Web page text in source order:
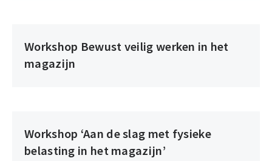
Workshop Bewust veilig werken in het
magazijn
Workshop
Bewust
het
magazijn
Workshop ‘Aan de slag met fysieke
belasting in het magazijn’
Workshop
‘Aan